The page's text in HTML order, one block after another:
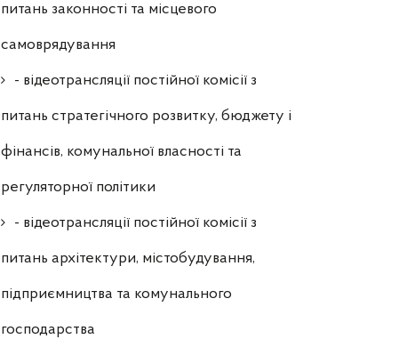
питань законності та місцевого
самоврядування
- відеотрансляції постійної комісії з
питань стратегічного розвитку, бюджету і
фінансів, комунальної власності та
регуляторної політики
- відеотрансляції постійної комісії з
питань архітектури, містобудування,
підприємництва та комунального
господарства